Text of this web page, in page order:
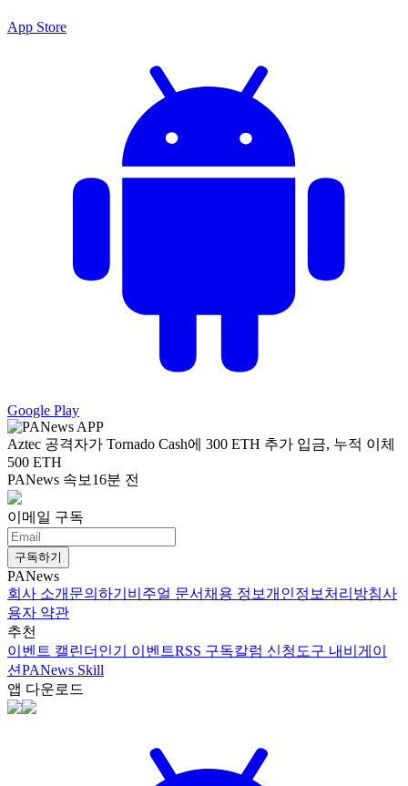
App Store
Google Play
Aztec 공격자가 Tornado Cash에 300 ETH 추가 입금, 누적 이체
500 ETH
PANews 속보 16분 전
이메일 구독
구독하기
PANews
회사 소개 문의하기 비주얼 문서 채용 정보개인정보처리방침사
용자 약관
추천
이벤트 캘린더 인기 이벤트RSS 구독칼럼 신청 도구 내비게이
션PANews Skill
앱 다운로드